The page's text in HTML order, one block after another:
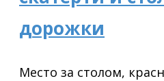
дорожки
Место за столом,